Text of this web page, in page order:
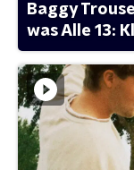
Baggy
was Alle 13: